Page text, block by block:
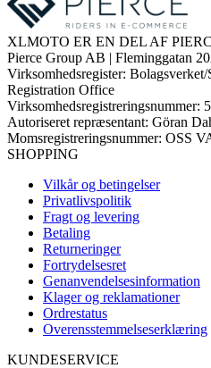
XLMOTO ER EN DEL AF
Pierce Group AB | Fleminggatan
Virksomhedsregister:
Registration Office
Virksomhedsregistreringsnummer:
Autoriseret repræsentant: Göran
Momsregistreringsnummer: OSS
SHOPPING
Vilkår og betingelser
Privatlivspolitik
Fragt og levering
Betaling
Returneringer
Fortrydelsesret
Genanvendelsesinformation
Klager og reklamationer
Ordrestatus
Overensstemmelseserklæring
KUNDESERVICE